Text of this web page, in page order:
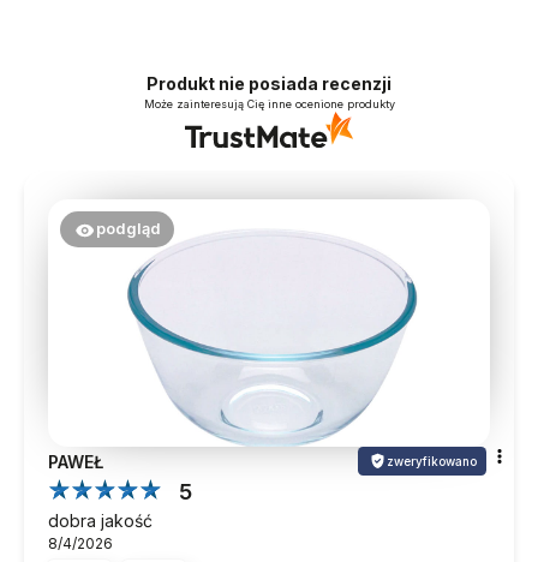
Produkt nie posiada recenzji
Może zainteresują Cię inne ocenione produkty
podgląd
PAWEŁ zweryfikowano
5
dobra jakość
8/4/2026